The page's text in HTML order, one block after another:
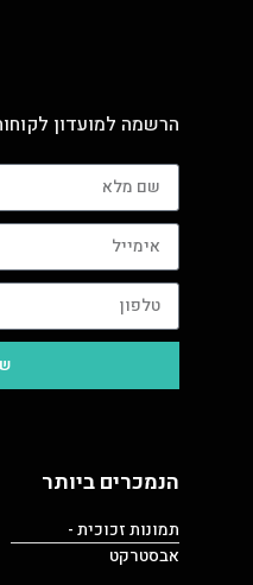
הרשמה למועדון
הנמכרים ביותר
תמונות זכוכית -
אבסטרקט